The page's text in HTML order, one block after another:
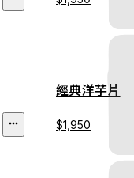
經典洋芋片
$1,950